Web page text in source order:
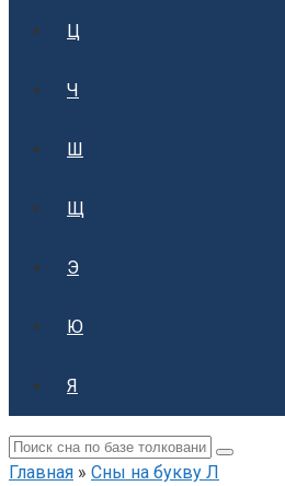
Ц
Ч
Ш
Щ
Э
Ю
Я
Поиск:
Главная » Сны на букву Л